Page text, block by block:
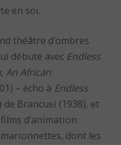
en soi.
théâtre d’ombres
débute avec Endless
An African
– écho à Endless
Brancusi (1938), et
d’animation
dont les